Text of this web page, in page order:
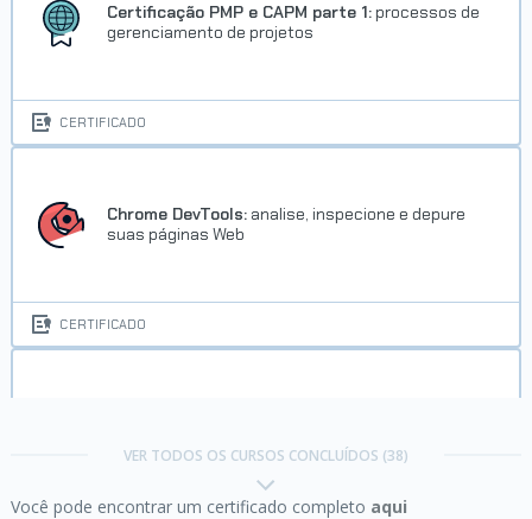
Certificação PMP e CAPM parte 1: processos de
gerenciamento de projetos
CERTIFICADO
Chrome DevTools: analise, inspecione e depure
suas páginas Web
CERTIFICADO
VER TODOS OS CURSOS CONCLUÍDOS (38)
Você pode encontrar um certificado completo aqui